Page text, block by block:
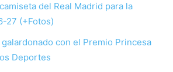
del Real Madrid para la
27 (+Fotos)
con el Premio Princesa
Deportes